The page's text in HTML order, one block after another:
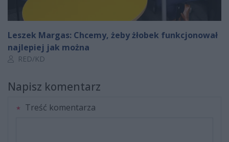
Leszek Margas: Chcemy, żeby żłobek funkcjonował
najlepiej jak można
Autor artykułu:
RED/KD
Napisz komentarz
Treść komentarza